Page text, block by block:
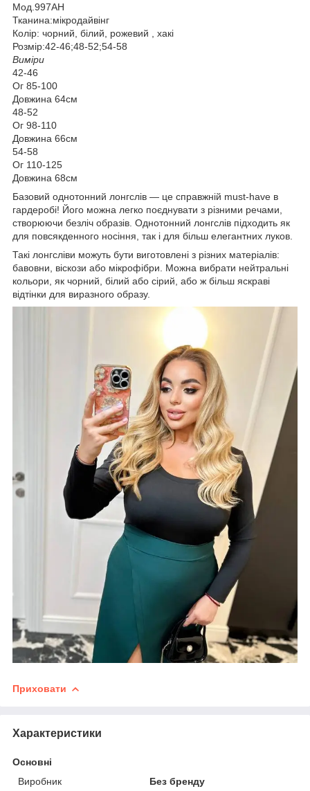
Мод.997АН
Тканина:мікродайвінг
Колір: чорний, білий, рожевий , хакі
Розмір:42-46;48-52;54-58
Виміри
42-46
Ог 85-100
Довжина 64см
48-52
Ог 98-110
Довжина 66см
54-58
Ог 110-125
Довжина 68см
Базовий однотонний лонгслів — це справжній must-have в
гардеробі! Його можна легко поєднувати з різними речами,
створюючи безліч образів. Однотонний лонгслів підходить як
для повсякденного носіння, так і для більш елегантних луков.
Такі лонгсліви можуть бути виготовлені з різних матеріалів:
бавовни, віскози або мікрофібри. Можна вибрати нейтральні
кольори, як чорний, білий або сірий, або ж більш яскраві
відтінки для виразного образу.
Приховати
Характеристики
Основні
Виробник
Без бренду